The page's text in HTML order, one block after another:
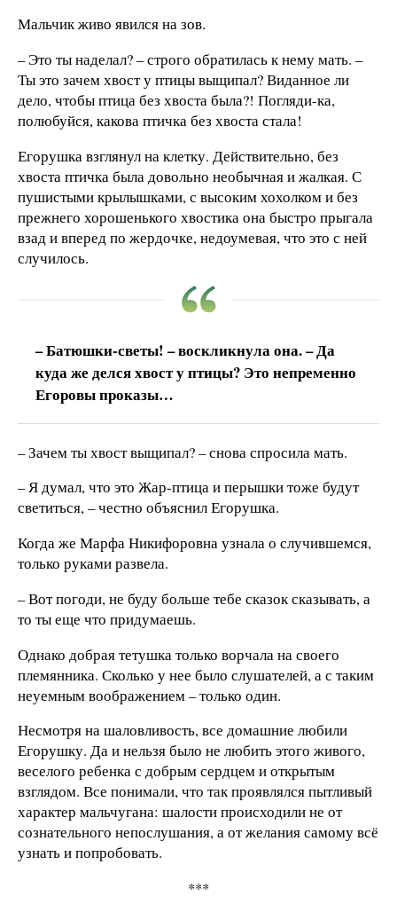
Мальчик живо явился на зов.
– Это ты наделал? – строго обратилась к нему мать. –
Ты это зачем хвост у птицы выщипал? Виданное ли
дело, чтобы птица без хвоста была?! Погляди-ка,
полюбуйся, какова птичка без хвоста стала!
Егорушка взглянул на клетку. Действительно, без
хвоста птичка была довольно необычная и жалкая. С
пушистыми крылышками, с высоким хохолком и без
прежнего хорошенького хвостика она быстро прыгала
взад и вперед по жердочке, недоумевая, что это с ней
случилось.
– Батюшки-светы! – воскликнула она. – Да
куда же делся хвост у птицы? Это непременно
Егоровы проказы…
– Зачем ты хвост выщипал? – снова спросила мать.
– Я думал, что это Жар-птица и перышки тоже будут
светиться, – честно объяснил Егорушка.
Когда же Марфа Никифоровна узнала о случившемся,
только руками развела.
– Вот погоди, не буду больше тебе сказок сказывать, а
то ты еще что придумаешь.
Однако добрая тетушка только ворчала на своего
племянника. Сколько у нее было слушателей, а с таким
неуемным воображением – только один.
Несмотря на шаловливость, все домашние любили
Егорушку. Да и нельзя было не любить этого живого,
веселого ребенка с добрым сердцем и открытым
взглядом. Все понимали, что так проявлялся пытливый
характер мальчугана: шалости происходили не от
сознательного непослушания, а от желания самому всё
узнать и попробовать.
***